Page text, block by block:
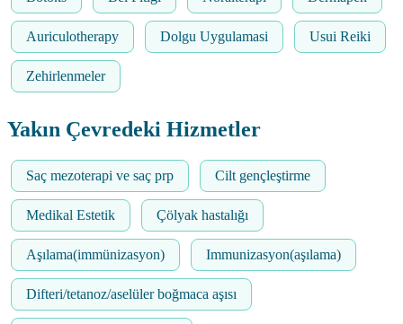
Auriculotherapy Dolgu Uygulamasi Usui Reiki
Zehirlenmeler
Yakın Çevredeki Hizmetler
Saç mezoterapi ve saç prp Cilt gençleştirme
Medikal Estetik Çölyak hastalığı
Aşılama(immünizasyon) Immunizasyon(aşılama)
Difteri/tetanoz/aselüler boğmaca aşısı